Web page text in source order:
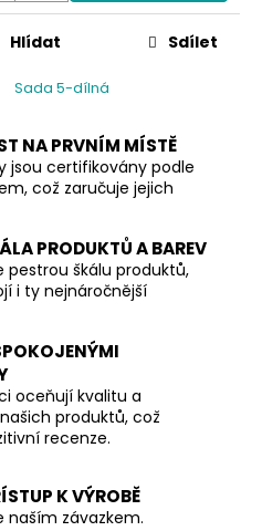
Sada 5-dílná
Hlídat Sdílet
NA PRVNÍM MÍSTĚ
jsou certifikovány podle
což zaručuje jejich
PRODUKTŮ A BAREV
pestrou škálu produktů,
i ty nejnáročnější
oceňují kvalitu a
produktů, což
recenze.
K VÝROBĚ
naším závazkem.